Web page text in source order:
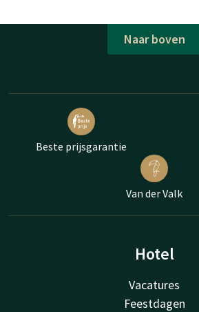
Naar boven
Beste prijsgarantie
Van der Valk
Hotel
Vacatures
Feestdagen